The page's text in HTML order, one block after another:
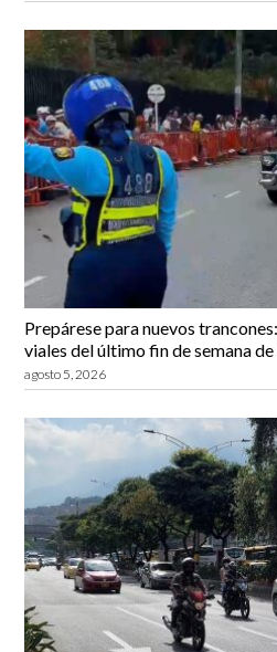
Prepárese para nuevos
viales del último fin de semana
agosto 5, 2026